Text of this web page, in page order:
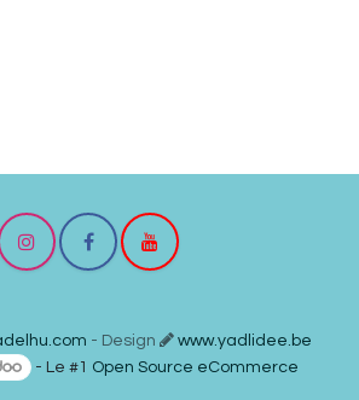
- Design
www.yadlidee.be
- Le #1 Open Source eCommerce